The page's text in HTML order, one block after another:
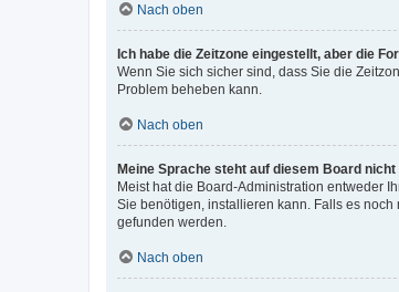
Nach oben
Ich habe die Zeitzone eingestellt, aber die
Wenn Sie sich sicher sind, dass Sie die
Problem beheben kann.
Nach oben
Meine Sprache steht auf diesem Board
Meist hat die Board-Administration entweder
Sie benötigen, installieren kann. Falls es
gefunden werden.
Nach oben